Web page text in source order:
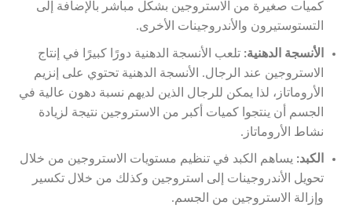
كميات صغيرة من الاستروجين بشكل مباشر بالإضافة إلى
التستوستيرون والأندروجينات الأخرى.
الأنسجة الدهنية: تلعب الأنسجة الدهنية دورًا كبيرًا في إنتاج
الاستروجين عند الرجال. الأنسجة الدهنية تحتوي على إنزيم
الأروماتاز، لذا يمكن للرجال الذين لديهم نسبة دهون عالية في
الجسم أن ينتجوا كميات أكبر من الاستروجين نتيجة لزيادة
نشاط الأروماتاز.
الكبد: يساهم الكبد في تنظيم مستويات الاستروجين من خلال
تحويل الأندروجينات إلى استروجين وكذلك من خلال تكسير
وإزالة الاستروجين من الجسم.